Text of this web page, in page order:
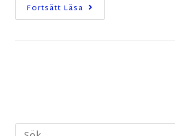
Fortsätt Läsa